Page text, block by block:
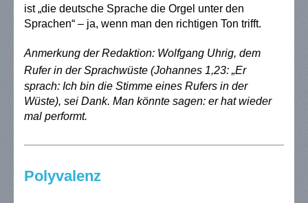
ist „die deutsche Sprache die Orgel unter den
Sprachen“ – ja, wenn man den richtigen Ton trifft.
Anmerkung der Redaktion: Wolfgang Uhrig, dem
Rufer in der Sprachwüste (Johannes 1,23: „Er
sprach: Ich bin die Stimme eines Rufers in der
Wüste), sei Dank. Man könnte sagen: er hat wieder
mal performt.
Polyvalenz